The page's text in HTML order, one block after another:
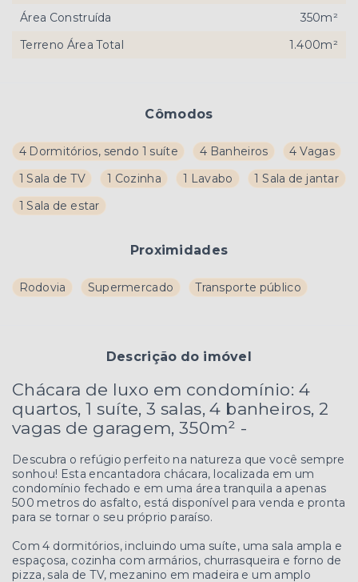
Cômodos
4 Dormitórios, sendo 1 suíte 4 Banheiros
4 Vagas
1 Sala de TV
1 Cozinha 1 Lavabo
1 Sala de jantar
1 Sala de estar
Proximidades
Rodovia Supermercado Transporte público
Descrição do imóvel
Chácara de luxo em condomínio: 4
quartos, 1 suíte, 3 salas, 4 banheiros, 2
vagas de garagem, 350m² -
Descubra o refúgio perfeito na natureza que você sempre
sonhou! Esta encantadora chácara, localizada em um
condomínio fechado e em uma área tranquila a apenas
500 metros do asfalto, está disponível para venda e pronta
para se tornar o seu próprio paraíso.
Com 4 dormitórios, incluindo uma suíte, uma sala ampla e
espaçosa, cozinha com armários, churrasqueira e forno de
pizza, sala de TV, mezanino em madeira e um amplo
Área Construída
350m²
Terreno Área Total
1.400m²